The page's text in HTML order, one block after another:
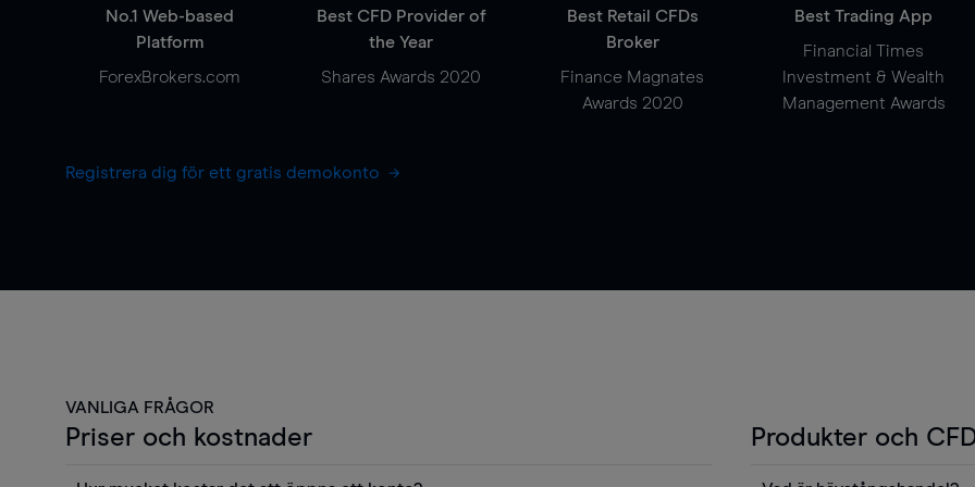
No.1 Web-based
Platform
ForexBrokers.com
Best CFD Provider of
the Year
Shares Awards 2020
Best Retail CFDs
Broker
Finance Magnates
Awards 2020
Best Trading App
Financial Times
Investment & Wealth
Management Awards
Registrera dig för ett gratis demokonto
VANLIGA FRÅGOR
Priser och kostnader Produkter och